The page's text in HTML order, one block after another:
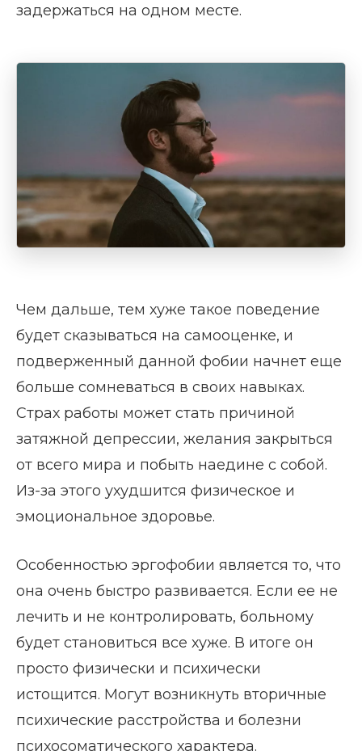
задержаться на одном месте.
Чем дальше, тем хуже такое поведение
будет сказываться на самооценке, и
подверженный данной фобии начнет еще
больше сомневаться в своих навыках.
Страх работы может стать причиной
затяжной депрессии, желания закрыться
от всего мира и побыть наедине с собой.
Из-за этого ухудшится физическое и
эмоциональное здоровье.
Особенностью эргофобии является то, что
она очень быстро развивается. Если ее не
лечить и не контролировать, больному
будет становиться все хуже. В итоге он
просто физически и психически
истощится. Могут возникнуть вторичные
психические расстройства и болезни
психосоматического характера.